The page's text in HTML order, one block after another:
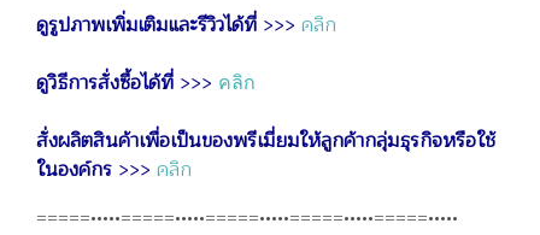
ดูรูปภาพเพิ่มเติมและรีวิวได้ที่ >>> คลิก
ดูวิธีการสั่งซื้อได้ที่ >>> คลิก
สั่งผลิตสินค้าเพื่อเป็นของพรีเมี่ยมให้ลูกค้ากลุ่มธุรกิจหรือใช้
ในองค์กร >>> คลิก
=====•••••=====•••••=====•••••=====•••••=====•••••